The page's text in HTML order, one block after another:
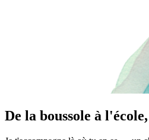
De la boussole à